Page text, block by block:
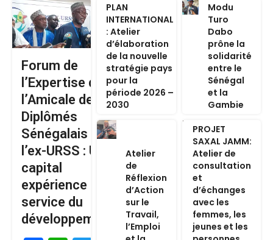
Forum de
l’Expertise de
l’Amicale des
Diplômés
Sénégalais de
l’ex-URSS : Un
capital
expérience au
service du
développement
PLAN
INTERNATIONAL
: Atelier
d’élaboration
de la nouvelle
stratégie pays
pour la
période 2026 –
2030
Modu
Turo
Dabo
prône la
solidarité
entre le
Sénégal
et la
Gambie
Atelier
de
Réflexion
d’Action
sur le
Travail,
l’Emploi
PROJET
SAXAL JAMM:
Atelier de
consultation
et
d’échanges
avec les
femmes, les
jeunes et les